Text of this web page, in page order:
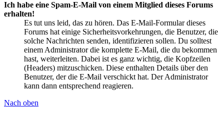
Ich habe eine Spam-E-Mail von einem Mitglied dieses Forums
erhalten!
Es tut uns leid, das zu hören. Das E-Mail-Formular dieses
Forums hat einige Sicherheitsvorkehrungen, die Benutzer, die
solche Nachrichten senden, identifizieren sollen. Du solltest
einem Administrator die komplette E-Mail, die du bekommen
hast, weiterleiten. Dabei ist es ganz wichtig, die Kopfzeilen
(Headers) mitzuschicken. Diese enthalten Details über den
Benutzer, der die E-Mail verschickt hat. Der Administrator
kann dann entsprechend reagieren.
Nach oben